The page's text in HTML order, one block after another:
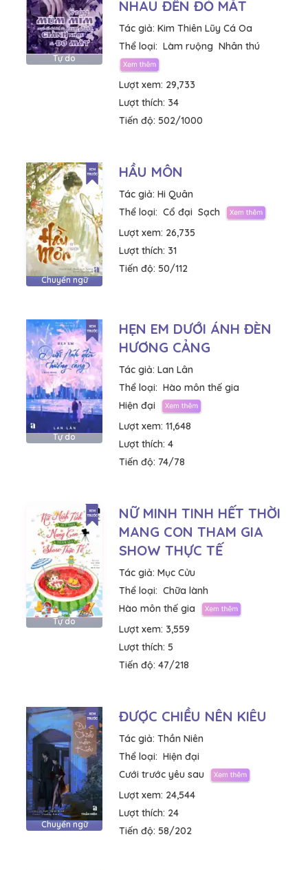
Tự do
NHAU ĐẾN ĐỎ MẮT
Tác giả: Kim Thiên Lũy Cá Oa
Thể loại: Làm ruộng Nhân thú
Lượt xem: 29,733
Lượt thích: 34
Tiến độ: 502/1000
Chuyển ngữ
HẦU MÔN
Tác giả: Hi Quân
Thể loại: Cổ đại Sạch
Lượt xem: 26,735
Lượt thích: 31
Tiến độ: 50/112
Tự do
HẸN EM DƯỚI ÁNH ĐÈN
HƯƠNG CẢNG
Tác giả: Lan Lân
Thể loại: Hào môn thế gia
Hiện đại
Lượt xem: 11,648
Lượt thích: 4
Tiến độ: 74/78
Tự do
NỮ MINH TINH HẾT THỜI
MANG CON THAM GIA
SHOW THỰC TẾ
Tác giả: Mục Cửu
Thể loại: Chữa lành
Hào môn thế gia
Lượt xem: 3,559
Lượt thích: 5
Tiến độ: 47/218
Chuyển ngữ
ĐƯỢC CHIỀU NÊN KIÊU
Tác giả: Thần Niên
Thể loại: Hiện đại
Cưới trước yêu sau
Lượt xem: 24,544
Lượt thích: 24
Tiến độ: 58/202